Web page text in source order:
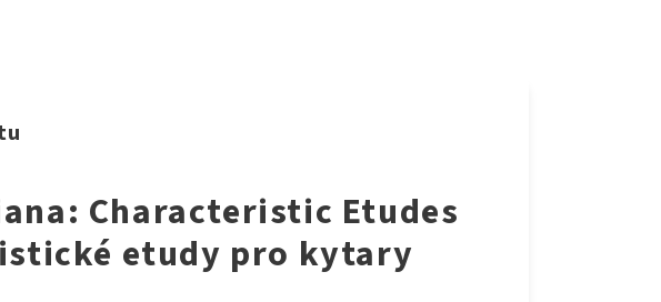
Characteristic Etudes
etudy pro kytary